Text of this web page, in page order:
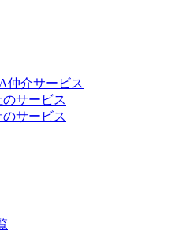
仲介サービス
サービス
サービス